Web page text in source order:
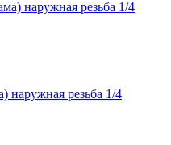
наружная резьба 1/4